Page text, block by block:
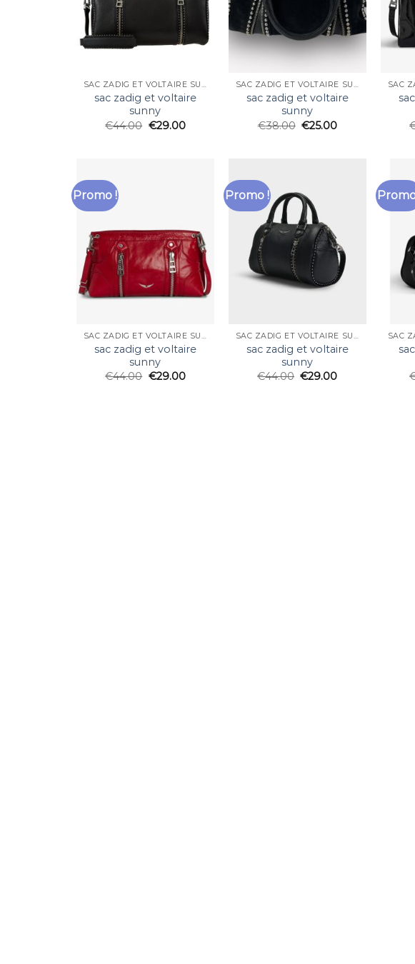
SAC ZADIG ET VOLTAIRE SUNNY
sac zadig et voltaire
sunny
€44.00 €29.00
SAC ZADIG ET VOLTAIRE SUNNY
sac zadig et voltaire
sunny
€38.00 €25.00
Promo !
SAC ZADIG ET VOLTAIRE SUNNY
sac zadig et voltaire
sunny
€44.00 €29.00
Promo !
SAC ZADIG ET VOLTAIRE SUNNY
sac zadig et voltaire
sunny
€44.00 €29.00